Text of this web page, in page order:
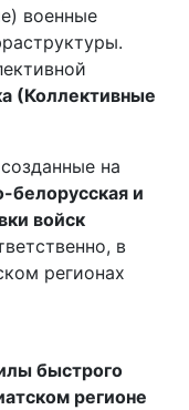
военные
(Коллективные
на
белорусская и
войск
в
регионах
быстрого
регионе